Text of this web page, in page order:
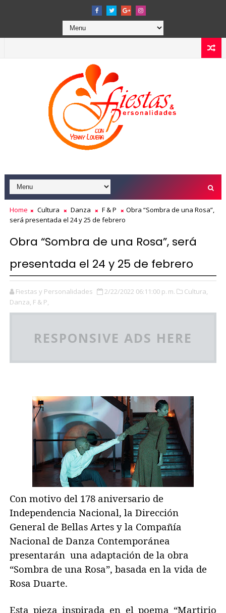
Home Cultura Danza F & P
Obra “Sombra de una Rosa”,
será presentada el 24 y 25 de febrero
Obra “Sombra de una Rosa”, será
presentada el 24 y 25 de febrero
Fiestas y Personalidades 2/22/2022 06:11:00 p. m.
Cultura,
Danza, F & P,
RESPONSIVE ADS HERE
Con motivo del 178 aniversario de
Independencia Nacional, la Dirección
General de Bellas Artes y la Compañía
Nacional de Danza Contemporánea
presentarán una adaptación de la obra
“Sombra de una Rosa”, basada en la vida de
Rosa Duarte.
Esta pieza inspirada en el poema “Martirio